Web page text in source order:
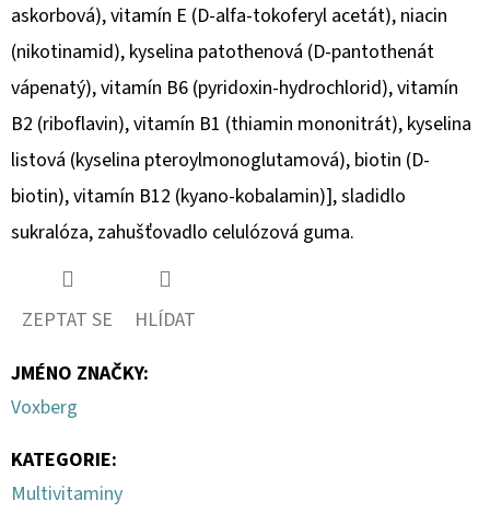
askorbová), vitamín E (D-alfa-tokoferyl acetát), niacin
(nikotinamid), kyselina patothenová (D-pantothenát
vápenatý), vitamín B6 (pyridoxin-hydrochlorid), vitamín
B2 (riboflavin), vitamín B1 (thiamin mononitrát), kyselina
listová (kyselina pteroylmonoglutamová), biotin (D-
biotin), vitamín B12 (kyano-kobalamin)], sladidlo
sukralóza, zahušťovadlo celulózová guma.
ZEPTAT SE
HLÍDAT
JMÉNO ZNAČKY:
Voxberg
KATEGORIE:
Multivitaminy